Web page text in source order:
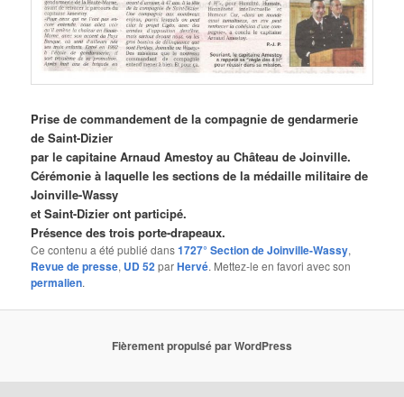
Prise de commandement de la compagnie de gendarmerie
de Saint-Dizier
par le capitaine Arnaud Amestoy au Château de Joinville.
Cérémonie à laquelle les sections de la médaille militaire de
Joinville-Wassy
et Saint-Dizier ont participé.
Présence des trois porte-drapeaux.
Ce contenu a été publié dans1727° Section de Joinville-Wassy,
Revue de presse, UD 52parHervé. Mettez-le en favori avec son
permalien.
Fièrement propulsé par WordPress